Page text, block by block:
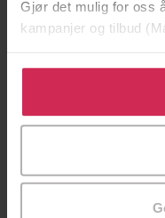
Gjør det mulig for oss
kampanjer og tilbud
Klikk på «Godta alle»
bruke cookies for alle
tilpasse ditt samtykke
EBOK